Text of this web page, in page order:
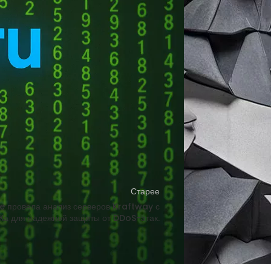
Pro. Одним из публичных проектов
до 200 iPhone в час, извлекая
домашнего робота, который будет
Apple также улучшает свой
В целом, решение Apple
Старее
анализ серверов Kraftway с
для надежной защиты от DDoS-атак.